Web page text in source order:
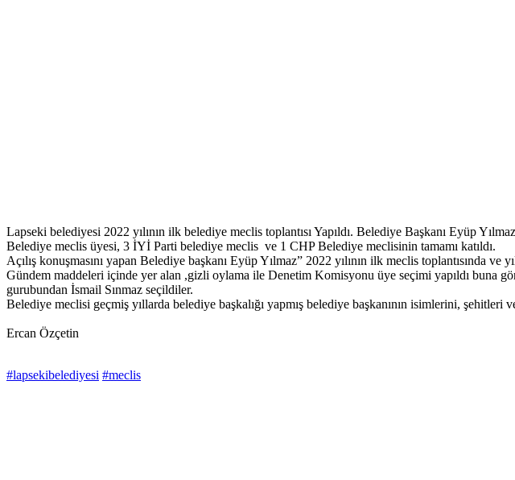
Lapseki belediyesi 2022 yılının ilk belediye meclis toplantısı Yapıldı. Belediye Başkanı Eyüp
Belediye meclis üyesi, 3 İYİ Parti belediye meclis ve 1 CHP Belediye meclisinin tamamı katıldı.
Açılış konuşmasını yapan Belediye başkanı Eyüp Yılmaz” 2022 yılının ilk meclis toplantısında ve
Gündem maddeleri içinde yer alan ,gizli oylama ile Denetim Komisyonu üye seçimi yapıldı
gurubundan İsmail Sınmaz seçildiler.
Belediye meclisi geçmiş yıllarda belediye başkalığı yapmış belediye başkanının isimlerini,
Ercan Özçetin
#lapsekibelediyesi #meclis